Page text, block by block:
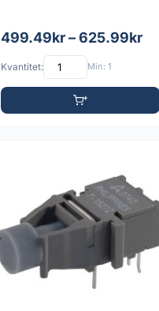
499.49kr – 625.99kr
Kvantitet: Min: 1